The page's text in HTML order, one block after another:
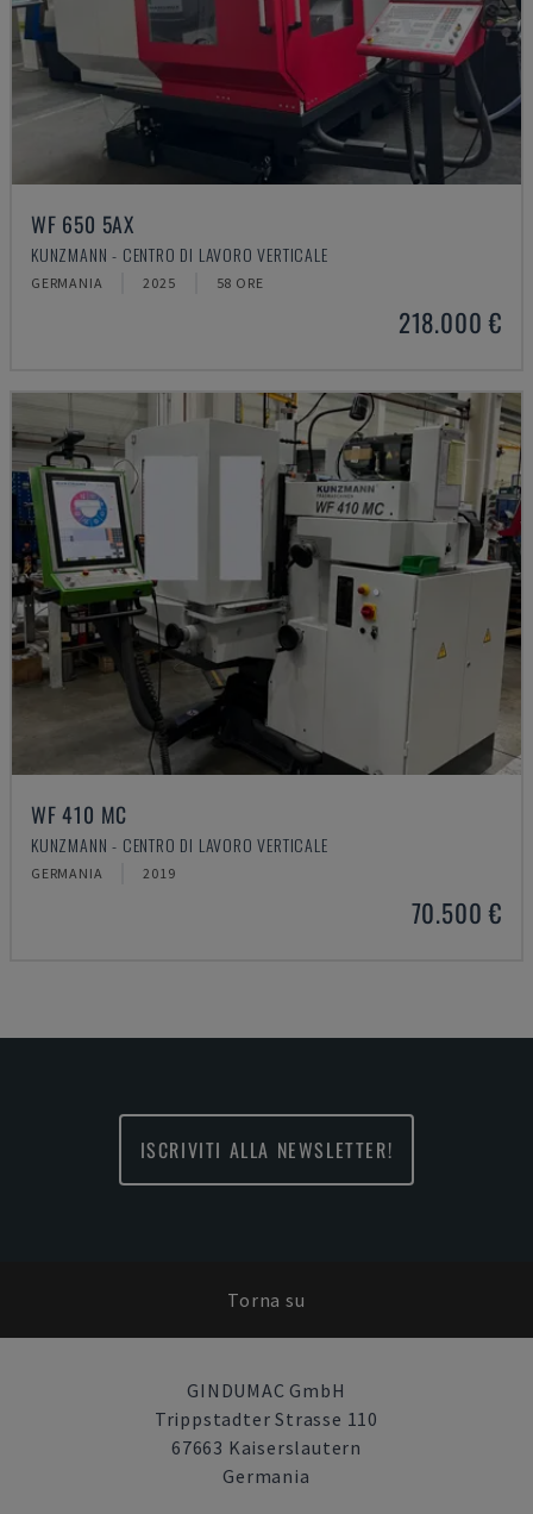
WF 650 5AX
KUNZMANN - CENTRO DI LAVORO VERTICALE
GERMANIA 2025 58 ORE
218.000 €
WF 410 MC
KUNZMANN - CENTRO DI LAVORO VERTICALE
GERMANIA 2019
70.500 €
ISCRIVITI ALLA NEWSLETTER!
Torna su
GINDUMAC GmbH
Trippstadter Strasse 110
67663 Kaiserslautern
Germania